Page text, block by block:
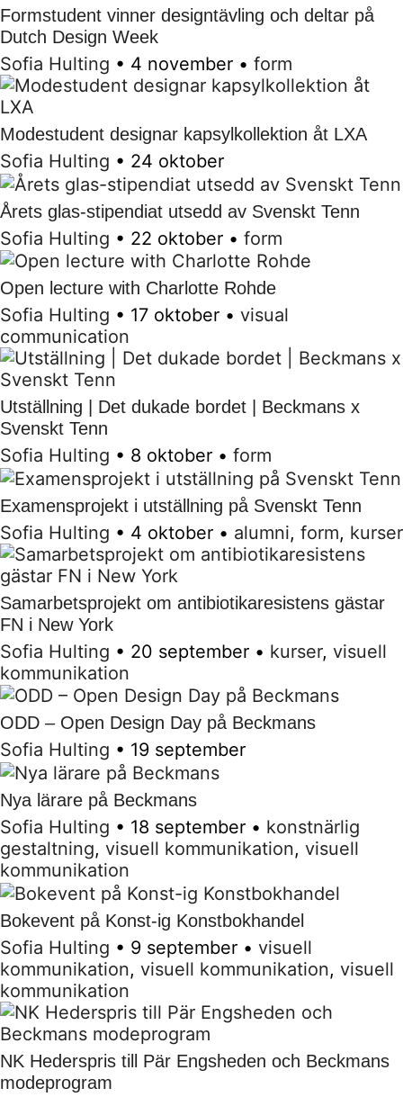
Formstudent vinner designtävling och deltar på
Dutch Design Week
Sofia Hulting • 4 november • form
Modestudent designar kapsylkollektion åt LXA
Sofia Hulting • 24 oktober
Årets glas-stipendiat utsedd av Svenskt Tenn
Sofia Hulting • 22 oktober • form
Open lecture with Charlotte Rohde
Sofia Hulting • 17 oktober • visual
communication
Utställning | Det dukade bordet | Beckmans x
Svenskt Tenn
Sofia Hulting • 8 oktober • form
Examensprojekt i utställning på Svenskt Tenn
Sofia Hulting • 4 oktober • alumni, form, kurser
Samarbetsprojekt om antibiotikaresistens gästar
FN i New York
Sofia Hulting • 20 september • kurser, visuell
kommunikation
ODD – Open Design Day på Beckmans
Sofia Hulting • 19 september
Nya lärare på Beckmans
Sofia Hulting • 18 september • konstnärlig
gestaltning, visuell kommunikation, visuell
kommunikation
Bokevent på Konst-ig Konstbokhandel
Sofia Hulting • 9 september • visuell
kommunikation, visuell kommunikation, visuell
kommunikation
NK Hederspris till Pär Engsheden och Beckmans
modeprogram